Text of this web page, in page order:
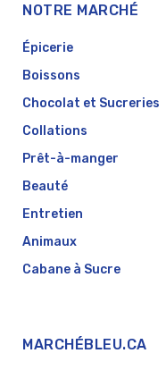
NOTRE MARCHÉ
Épicerie
Boissons
Chocolat et Sucreries
Collations
Prêt-à-manger
Beauté
Entretien
Animaux
Cabane à Sucre
MARCHÉBLEU.CA